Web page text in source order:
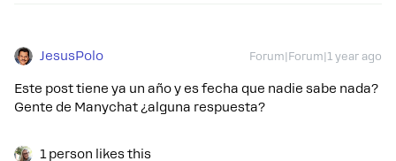
JesusPolo Forum|Forum|1 year ago
Este post tiene ya un año y es fecha que nadie sabe nada?
Gente de Manychat ¿alguna respuesta?
1 person likes this